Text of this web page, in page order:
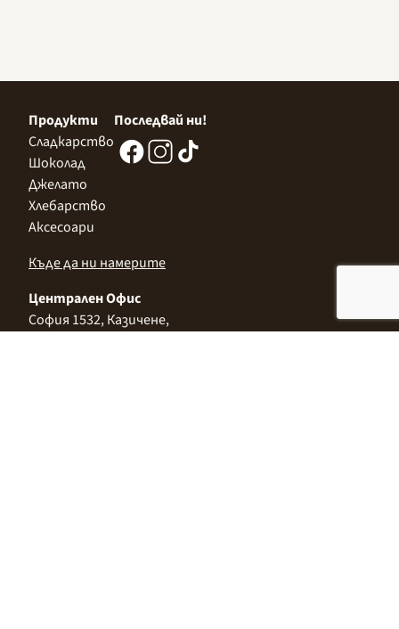
Продукти
Сладкарство
Шоколад
Джелато
Хлебарство
Аксесоари
Последвай ни!
Къде да ни намерите
Централен Офис
София 1532, Казичене,